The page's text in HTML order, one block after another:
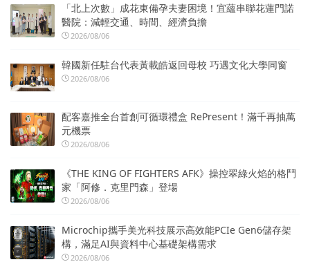
「北上次數」成花東備孕夫妻困境！宜蘊串聯花蓮門諾
醫院：減輕交通、時間、經濟負擔
2026/08/06
韓國新任駐台代表黃載皓返回母校 巧遇文化大學同窗
2026/08/06
配客嘉推全台首創可循環禮盒 RePresent！滿千再抽萬
元機票
2026/08/06
《THE KING OF FIGHTERS AFK》操控翠綠火焰的格鬥
家「阿修．克里門森」登場
2026/08/06
Microchip攜手美光科技展示高效能PCIe Gen6儲存架
構，滿足AI與資料中心基礎架構需求
2026/08/06